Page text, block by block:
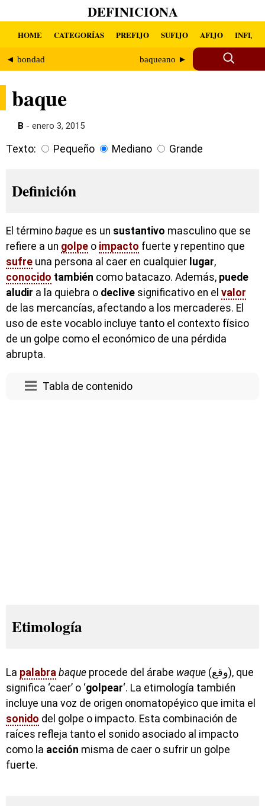
DEFINICIONA
HOME CATEGORÍAS PREFIJO SUFIJO AFIJO INFIJO
◄ bondad baqueano ►
baque
B - enero 3, 2015
Texto: Pequeño Mediano Grande
Definición
El término baque es un sustantivo masculino que se
refiere a un golpe o impacto fuerte y repentino que
sufre una persona al caer en cualquier lugar,
conocido también como batacazo. Además, puede
aludir a la quiebra o declive significativo en el valor
de las mercancías, afectando a los mercaderes. El
uso de este vocablo incluye tanto el contexto físico
de un golpe como el económico de una pérdida
abrupta.
Tabla de contenido
Etimología
La palabra baque procede del árabe waque (وقع), que
significa ‘caer’ o ‘golpear‘. La etimología también
incluye una voz de origen onomatopéyico que imita el
sonido del golpe o impacto. Esta combinación de
raíces refleja tanto el sonido asociado al impacto
como la acción misma de caer o sufrir un golpe
fuerte.